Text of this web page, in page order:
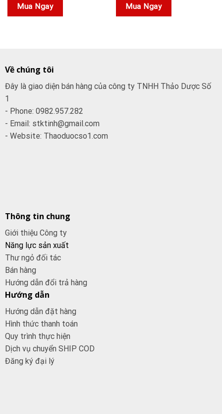
Mua Ngay Mua Ngay
Về chúng tôi
Đây là giao diện bán hàng của công ty TNHH Thảo Dược Số
1
- Phone: 0982.957.282
- Email: stktinh@gmail.com
- Website: Thaoduocso1.com
Thông tin chung
Giới thiệu Công ty
Năng lực sản xuất
Thư ngỏ đối tác
Bán hàng
Hướng dẫn đổi trả hàng
Hướng dẫn
Hướng dẫn đặt hàng
Hình thức thanh toán
Quy trình thực hiện
Dịch vụ chuyển SHIP COD
Đăng ký đại lý